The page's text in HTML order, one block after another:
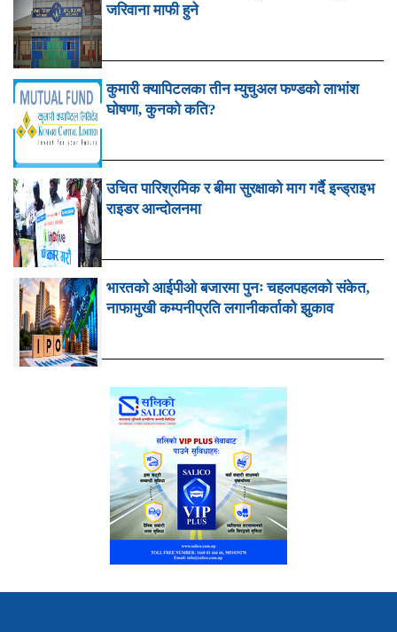
जरिवाना माफी हुने
कुमारी क्यापिटलका तीन म्युचुअल फण्डको लाभांश
घोषणा, कुनको कति?
उचित पारिश्रमिक र बीमा सुरक्षाको माग गर्दै इन्ड्राइभ
राइडर आन्दोलनमा
भारतको आईपीओ बजारमा पुनः चहलपहलको संकेत,
नाफामुखी कम्पनीप्रति लगानीकर्ताको झुकाव